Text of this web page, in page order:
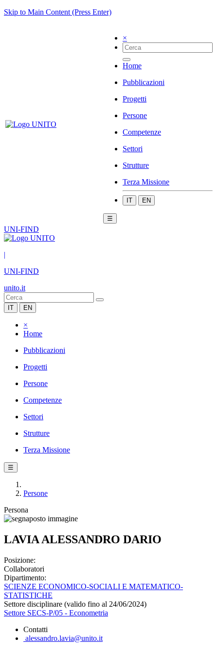
Skip to Main Content (Press Enter)
×
Home
Pubblicazioni
Progetti
Persone
Competenze
Settori
Strutture
Terza Missione
IT EN
☰
UNI-FIND
|
UNI-FIND
unito.it
IT EN
×
Home
Pubblicazioni
Progetti
Persone
Competenze
Settori
Strutture
Terza Missione
☰
Persone
Persona
LAVIA ALESSANDRO DARIO
Posizione:
Collaboratori
Dipartimento:
SCIENZE ECONOMICO-SOCIALI E MATEMATICO-
STATISTICHE
Settore disciplinare (valido fino al 24/06/2024)
Settore SECS-P/05 - Econometria
Contatti
alessandro.lavia@unito.it